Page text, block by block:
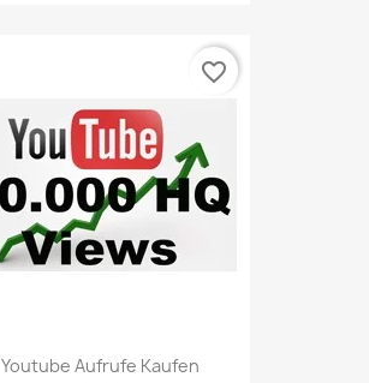
Youtube Aufrufe Kaufen
favorite_border